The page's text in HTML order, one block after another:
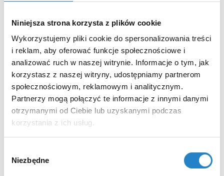
Niniejsza strona korzysta z plików cookie
Wykorzystujemy pliki cookie do spersonalizowania treści
i reklam, aby oferować funkcje społecznościowe i
analizować ruch w naszej witrynie. Informacje o tym, jak
korzystasz z naszej witryny, udostępniamy partnerom
społecznościowym, reklamowym i analitycznym.
Partnerzy mogą połączyć te informacje z innymi danymi
otrzymanymi od Ciebie lub uzyskanymi podczas
korzystania z ich usług.
zgody
Niezbędne